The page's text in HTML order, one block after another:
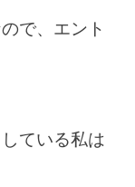
で、エント
ている私は